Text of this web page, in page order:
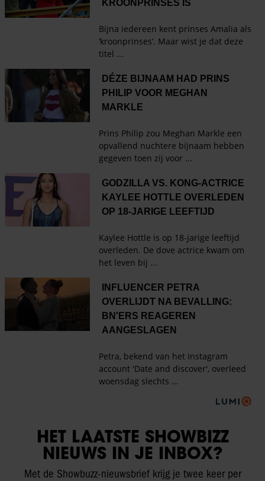
HET LAATSTE SHOWBIZZ
NIEUWS IN JE INBOX?
Met de Showbuzz-nieuwsbrief krijg je twee keer per